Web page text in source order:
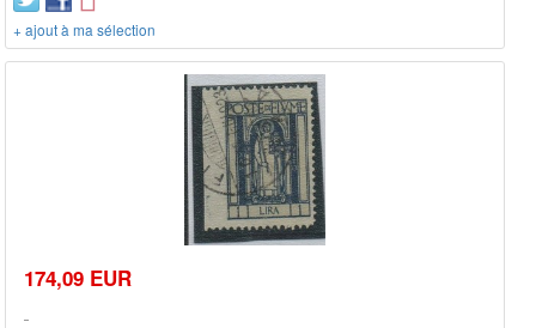
+ ajout à ma sélection
174,09 EUR